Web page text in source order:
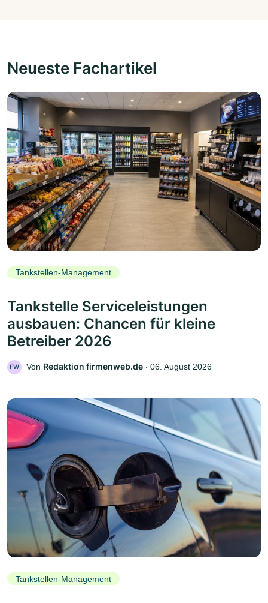
Neueste Fachartikel
Tankstellen-Management
Tankstelle Serviceleistungen
ausbauen: Chancen für kleine
Betreiber 2026
FW Von Redaktion firmenweb.de ‧ 06. August 2026
Tankstellen-Management